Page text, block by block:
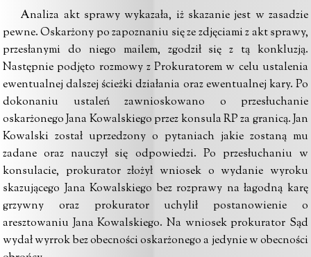
Analiza akt sprawy wykazała, iż skazanie jest w zasadzie
pewne. Oskarżony po zapoznaniu się ze zdjęciami z akt sprawy,
przesłanymi do niego mailem, zgodził się z tą konkluzją.
Następnie podjęto rozmowy z Prokuratorem w celu ustalenia
ewentualnej dalszej ścieżki działania oraz ewentualnej kary. Po
dokonaniu ustaleń zawnioskowano o przesłuchanie
oskarżonego Jana Kowalskiego przez konsula RP za granicą. Jan
Kowalski został uprzedzony o pytaniach jakie zostaną mu
zadane oraz nauczył się odpowiedzi. Po przesłuchaniu w
konsulacie, prokurator złożył wniosek o wydanie wyroku
skazującego Jana Kowalskiego bez rozprawy na łagodną karę
grzywny oraz prokurator uchylił postanowienie o
aresztowaniu Jana Kowalskiego. Na wniosek prokurator Sąd
wydał wyrrok bez obecności oskarżonego a jedynie w obecności